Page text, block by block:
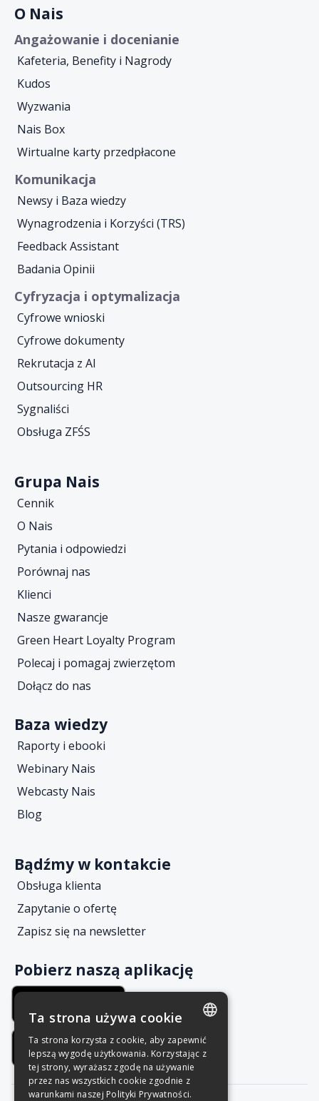
O Nais
Angażowanie i docenianie
Kafeteria, Benefity i Nagrody
Kudos
Wyzwania
Nais Box
Wirtualne karty przedpłacone
Komunikacja
Newsy i Baza wiedzy
Wynagrodzenia i Korzyści (TRS)
Feedback Assistant
Badania Opinii
Cyfryzacja i optymalizacja
Cyfrowe wnioski
Cyfrowe dokumenty
Rekrutacja z AI
Outsourcing HR
Sygnaliści
Obsługa ZFŚS
Grupa Nais
Cennik
O Nais
Pytania i odpowiedzi
Porównaj nas
Klienci
Nasze gwarancje
Green Heart Loyalty Program
Polecaj i pomagaj zwierzętom
Dołącz do nas
Baza wiedzy
Raporty i ebooki
Webinary Nais
Webcasty Nais
Blog
Bądźmy w kontakcie
Obsługa klienta
Zapytanie o ofertę
Zapisz się na newsletter
Pobierz naszą aplikację
POLISH
ENGLISH
Ta strona używa cookie
Ta strona korzysta z cookie, aby zapewnić
lepszą wygodę użytkowania. Korzystając z
tej strony, wyrażasz zgodę na używanie
przez nas wszystkich cookie zgodnie z
warunkami naszej Polityki Prywatności.